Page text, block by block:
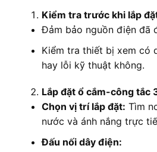
Kiểm tra trước khi lắp
Đảm bảo nguồn điện đã
Kiểm tra thiết bị xem có
hay lỗi kỹ thuật không.
Lắp đặt ổ cắm-công tắc
Chọn vị trí lắp đặt: Tìm
nước và ánh nắng trực
Đấu nối dây điện: